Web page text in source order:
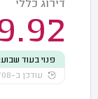
דירוג כללי
פנוי בעוד
עודכן ב-04/08